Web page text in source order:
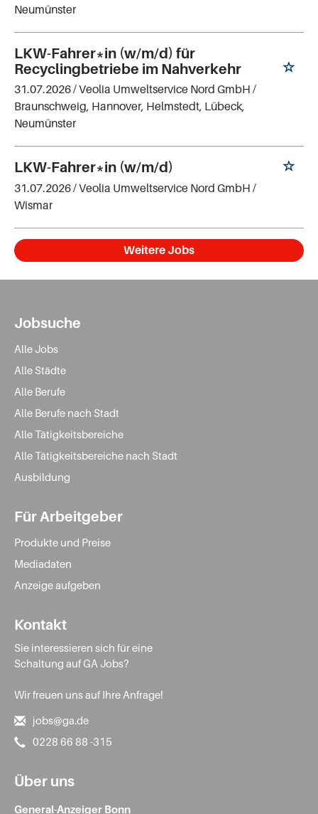
Neumünster
LKW-Fahrer*in (w/m/d) für
Recyclingbetriebe im Nahverkehr
31.07.2026 /Veolia Umweltservice Nord GmbH /
Braunschweig, Hannover, Helmstedt, Lübeck,
Neumünster
LKW-Fahrer*in (w/m/d)
31.07.2026 /Veolia Umweltservice Nord GmbH /
Wismar
Weitere Jobs
Jobsuche
Alle Jobs
Alle Städte
Alle Berufe
Alle Berufe nach Stadt
Alle Tätigkeitsbereiche
Alle Tätigkeitsbereiche nach Stadt
Ausbildung
Für Arbeitgeber
Produkte und Preise
Mediadaten
Anzeige aufgeben
Kontakt
Sie interessieren sich für eine
Schaltung auf GA Jobs?
Wir freuen uns auf Ihre Anfrage!
jobs@ga.de
0228 66 88 -315
Über uns
General-Anzeiger Bonn